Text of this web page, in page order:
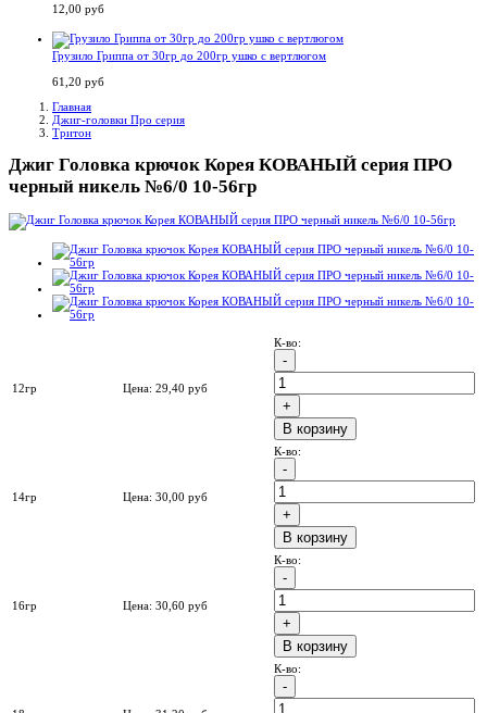
12,00 руб
Грузило Гриппа от 30гр до 200гр ушко с вертлюгом
61,20 руб
Главная
Джиг-головки Про серия
Тритон
Джиг Головка крючок Корея КОВАНЫЙ серия ПРО
черный никель №6/0 10-56гр
12гр Цена: 29,40 руб
К-во:
B корзину
14гр Цена: 30,00 руб
К-во:
B корзину
16гр Цена: 30,60 руб
К-во:
B корзину
К-во: